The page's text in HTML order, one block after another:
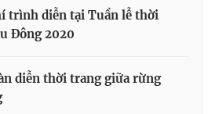
trình diễn tại Tuần lễ thời
Đông 2020
diễn thời trang giữa rừng